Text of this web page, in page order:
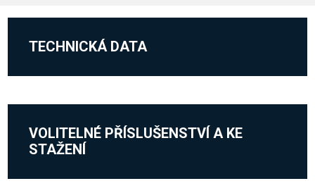
TECHNICKÁ DATA
VOLITELNÉ PŘÍSLUŠENSTVÍ A KE
STAŽENÍ